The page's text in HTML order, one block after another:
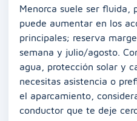
Menorca suele ser fluida,
puede aumentar en los
principales; reserva
semana y julio/agosto.
agua, protección solar y
necesitas asistencia o
el aparcamiento,
conductor que te deje